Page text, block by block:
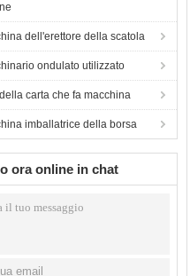
dell'erettore della scatola
ondulato utilizzato
carta che fa macchina
imballatrice della borsa
ora online in chat